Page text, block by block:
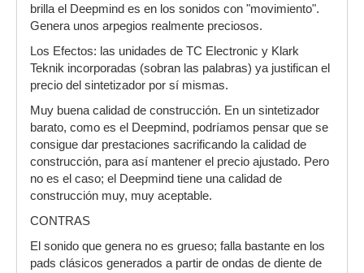
brilla el Deepmind es en los sonidos con "movimiento".
Genera unos arpegios realmente preciosos.
Los Efectos: las unidades de TC Electronic y Klark
Teknik incorporadas (sobran las palabras) ya justifican el
precio del sintetizador por sí mismas.
Muy buena calidad de construcción. En un sintetizador
barato, como es el Deepmind, podríamos pensar que se
consigue dar prestaciones sacrificando la calidad de
construcción, para así mantener el precio ajustado. Pero
no es el caso; el Deepmind tiene una calidad de
construcción muy, muy aceptable.
CONTRAS
El sonido que genera no es grueso; falla bastante en los
pads clásicos generados a partir de ondas de diente de